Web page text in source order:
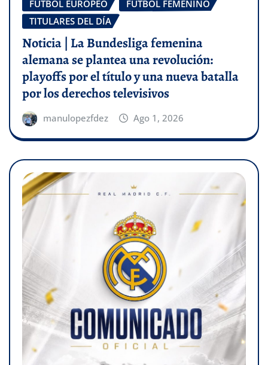
FÚTBOL EUROPEO
FÚTBOL FEMENINO
TITULARES DEL DÍA
Noticia | La Bundesliga femenina
alemana se plantea una revolución:
playoffs por el título y una nueva batalla
por los derechos televisivos
manulopezfdez Ago 1, 2026